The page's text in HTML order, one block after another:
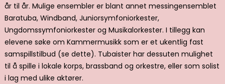
år til år. Mulige ensembler er blant annet messingensemblet
Baratuba, Windband, Juniorsymfoniorkester,
Ungdomssymfoniorkester og Musikalorkester. I tillegg kan
elevene søke om Kammermusikk som er et ukentlig fast
samspillstilbud (se dette). Tubaister har dessuten mulighet
til å spille i lokale korps, brassband og orkestre, eller som solist
i lag med ulike aktører.